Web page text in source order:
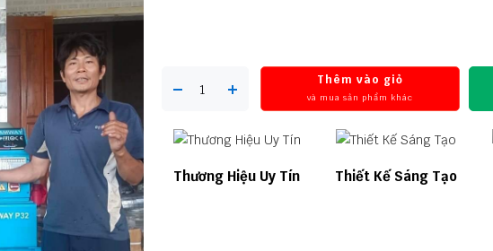
Thêm vào giỏ
và mua sản phẩm khác
Thương Hiệu Uy Tín Thiết Kế Sáng Tạo